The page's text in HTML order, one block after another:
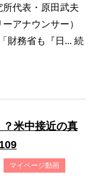
代表・原田武夫
アナウンサー）
財務省も『日... 続
？米中接近の真
マイページ動画